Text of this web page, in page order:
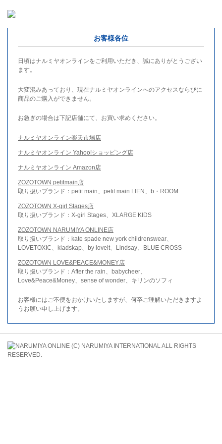
お客様各位
日頃はナルミヤオンラインをご利用いただき、誠にありがとうござい
ます。
大変混みあっており、現在ナルミヤオンラインへのアクセスならびに
商品のご購入ができません。
お急ぎの場合は下記店舗にて、お買い求めください。
ナルミヤオンライン楽天市場店
ナルミヤオンライン Yahoo!ショッピング店
ナルミヤオンライン Amazon店
ZOZOTOWN petitmain店
取り扱いブランド：petit main、petit main LIEN、b・ROOM
ZOZOTOWN X-girl Stages店
取り扱いブランド：X-girl Stages、XLARGE KIDS
ZOZOTOWN NARUMIYA ONLINE店
取り扱いブランド：kate spade new york childrenswear、
LOVETOXIC、kladskap、by loveit、Lindsay、BLUE CROSS
ZOZOTOWN LOVE&PEACE&MONEY店
取り扱いブランド：After the rain、babycheer、
Love&Peace&Money、sense of wonder、キリンのソフィ
お客様にはご不便をおかけいたしますが、何卒ご理解いただきますよ
うお願い申し上げます。